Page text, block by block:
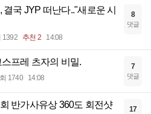
결국 JYP 떠난다.."새로운 시
1392 추천 2 14:08
8
댓글
프레 츠자의 비밀.
1740 14:08
7
댓글
반가사유상 360도 회전샷 17